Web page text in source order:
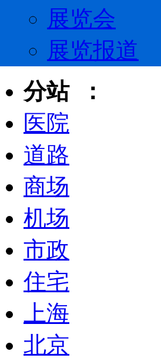
展览会
展览报道
分站 ：
医院
道路
商场
机场
市政
住宅
上海
北京